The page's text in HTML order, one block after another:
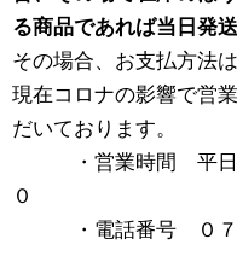
る商品であれば当日発送
その場合、お支払方法
現在コロナの影響で営
だいております。
・営業時間 平日月
０
・電話番号 ０７８